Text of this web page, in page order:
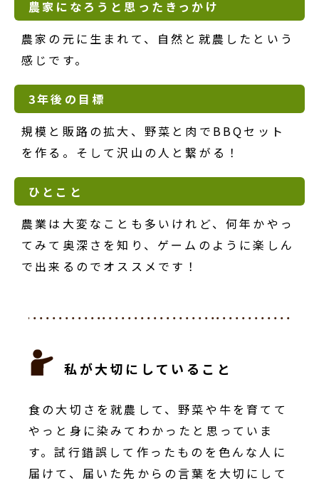
農家になろうと思ったきっかけ
農家の元に生まれて、自然と就農したという
感じです。
3年後の目標
規模と販路の拡大、野菜と肉でBBQセット
を作る。そして沢山の人と繋がる！
ひとこと
農業は大変なことも多いけれど、何年かやっ
てみて奥深さを知り、ゲームのように楽しん
で出来るのでオススメです！
私が大切にしていること
食の大切さを就農して、野菜や牛を育てて
やっと身に染みてわかったと思っていま
す。試行錯誤して作ったものを色んな人に
届けて、届いた先からの言葉を大切にして